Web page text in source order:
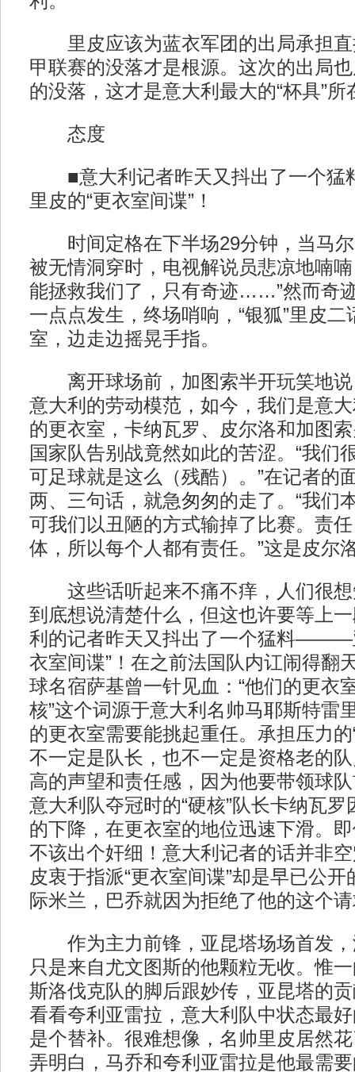
里皮应该为蓝衣军团的出局承担直
甲联赛的没落才是根源。这次的出局
的没落，这才是意大利最大的“杯具”所
态度
■意大利记者昨天又抖出了一个
里皮的“更衣室间谍”！
时间定格在下半场29分钟，当马尔
被无情洞穿时，电视解说员悲凉地喃
能拯救我们了，只有奇迹……”然而奇
一点点发生，终场哨响，“银狐”里皮
室，边走边摇晃手指。
离开球场前，加图索半开玩笑地说
意大利的劳动模范，如今，我们是意
的更衣室，卡纳瓦罗、皮尔洛和加图
国家队告别战竟然如此的苦涩。“我们
可足球就是这么（残酷）。”在记者的
两、三句话，就急匆匆的走了。“我们
可我们以丑陋的方式输掉了比赛。责
体，所以每个人都有责任。”这是皮尔
这些话听起来不痛不痒，人们很想
到底想说清楚什么，但这也许要等上
利的记者昨天又抖出了一个猛料———
衣室间谍”！在之前法国队内讧闹得翻
球名宿萨基曾一针见血：“他们的更衣室
核”这个词源于意大利名帅马耶斯特雷
的更衣室需要能挑起重任。承担压力的
不一定是队长，也不一定是资格老的
高的声望和责任感，因为他要带领球
意大利队夺冠时的“硬核”队长卡纳瓦
的下降，在更衣室的地位迅速下滑。
不该出个奸细！意大利记者的话并非
皮衷于指派“更衣室间谍”却是早已公
际米兰，巴乔就因为拒绝了他的这个
作为主力前锋，亚昆塔场场首发，
只是来自尤文图斯的他颗粒无收。惟
斯洛伐克队的脚后跟妙传，亚昆塔的
看看夸利亚雷拉，意大利队中状态最
是个替补。很难想像，名帅里皮居然
弄明白，马乔和夸利亚雷拉是他最需